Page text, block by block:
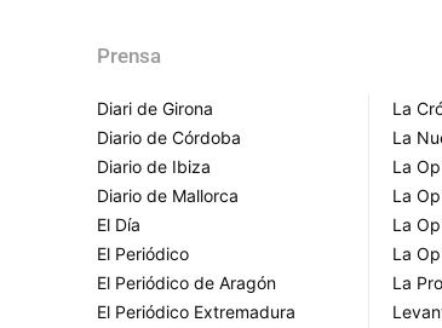
Prensa
Diari de Girona
Diario de Córdoba
Diario de Ibiza
Diario de Mallorca
El Día
El Periódico
El Periódico de Aragón
El Periódico Extremadura
La
La
La
La
La
La
La